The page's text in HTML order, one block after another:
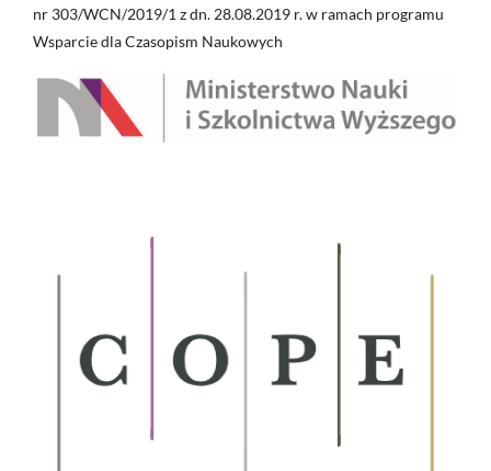
nr 303/WCN/2019/1 z dn. 28.08.2019 r. w ramach programu
Wsparcie dla Czasopism Naukowych